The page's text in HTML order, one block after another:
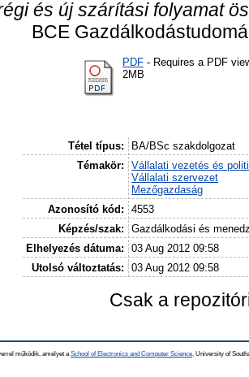
és új szárítási folyamat
BCE
PDF - Requires a PDF
2MB
Tétel típus:
BA/BSc szakdolgozat
Témakör:
Vállalati vezetés és
Vállalati szervezet
Mezőgazdaság
Azonosító kód:
4553
Képzés/szak:
Gazdálkodási és
Elhelyezés dátuma:
03 Aug 2012 09:58
Utolsó változtatás:
03 Aug 2012 09:58
Csak a
működik, amelyet a School of Electronics and Computer Science, University of